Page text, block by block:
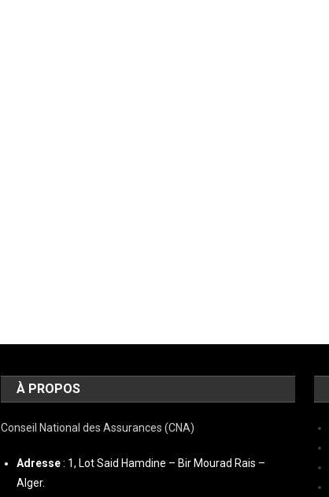
À PROPOS
Conseil National des Assurances (CNA)
Adresse: 1, Lot Said Hamdine – Bir Mourad Rais –
Alger.